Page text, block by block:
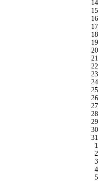
14
15
16
17
18
19
20
21
22
23
24
25
26
27
28
29
30
31
1
2
3
4
5